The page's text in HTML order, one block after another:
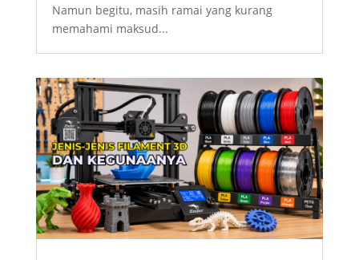
Namun begitu, masih ramai yang kurang
memahami maksud...